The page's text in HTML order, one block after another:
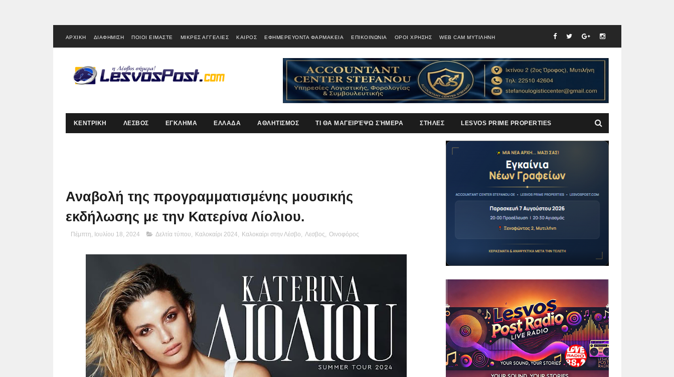
ΑΡΧΙΚΗ ΔΙΑΦΗΜΙΣΗ ΠΟΙΟΙ ΕΙΜΑΣΤΕ ΜΙΚΡΕΣ ΑΓΓΕΛΙΕΣ ΚΑΙΡΟΣ ΕΦΗΜΕΡΕΥΟΝΤΑ ΦΑΡΜΑΚΕΙΑ ΕΠΙΚΟΙΝΩΝΙΑ ΟΡΟΙ ΧΡΗΣΗΣ WEB CAM ΜΥΤΙΛΗΝΗ
ΚΕΝΤΡΙΚΗ ΛΕΣΒΟΣ ΕΓΚΛΗΜΑ ΕΛΛΑΔΑ ΑΘΛΗΤΙΣΜΟΣ ΤΙ ΘΑ ΜΑΓΕΙΡΈΨΩ ΣΉΜΕΡΑ ΣΤΗΛΕΣ LESVOS PRIME PROPERTIES
Αναβολή της προγραμματισμένης μουσικής
εκδήλωσης με την Κατερίνα Λίολιου.
Πέμπτη, Ιουλίου 18, 2024 Δελτία τύπου, Καλοκαίρι 2024, Καλοκαίρι στην Λέσβο, Λεσβος, Οινοφόρος